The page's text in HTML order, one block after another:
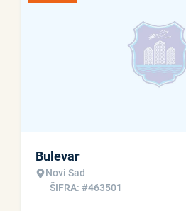
Bulevar
Novi Sad
ŠIFRA: #463501